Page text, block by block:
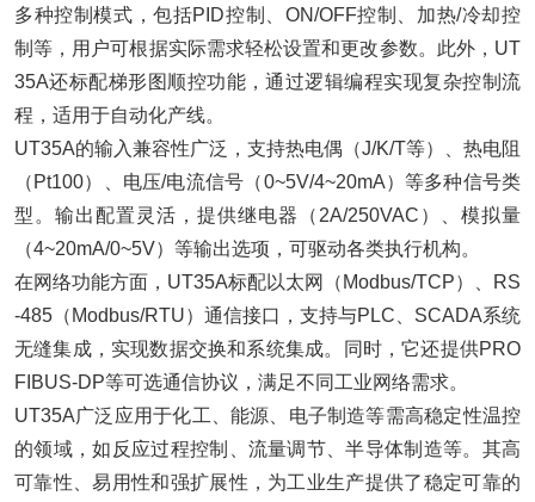
多种控制模式，包括PID控制、ON/OFF控制、加热/冷却控
制等，用户可根据实际需求轻松设置和更改参数。此外，UT
35A还标配梯形图顺控功能，通过逻辑编程实现复杂控制流
程，适用于自动化产线。
UT35A的输入兼容性广泛，支持热电偶（J/K/T等）、热电阻
（Pt100）、电压/电流信号（0~5V/4~20mA）等多种信号类
型。输出配置灵活，提供继电器（2A/250VAC）、模拟量
（4~20mA/0~5V）等输出选项，可驱动各类执行机构。
在网络功能方面，UT35A标配以太网（Modbus/TCP）、RS
-485（Modbus/RTU）通信接口，支持与PLC、SCADA系统
无缝集成，实现数据交换和系统集成。同时，它还提供PRO
FIBUS-DP等可选通信协议，满足不同工业网络需求。
UT35A广泛应用于化工、能源、电子制造等需高稳定性温控
的领域，如反应过程控制、流量调节、半导体制造等。其高
可靠性、易用性和强扩展性，为工业生产提供了稳定可靠的